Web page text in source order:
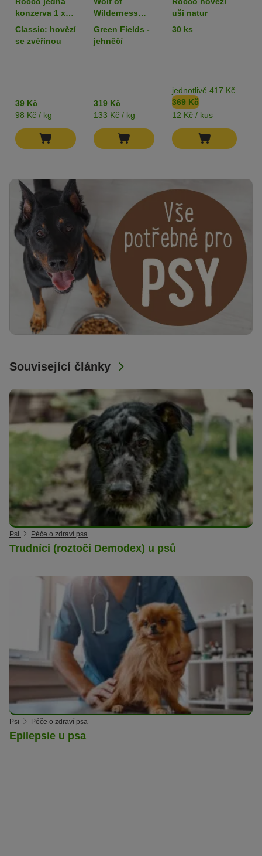
Související články
Psi Péče o zdraví psa
Trudníci (roztoči Demodex) u psů
Psi Péče o zdraví psa
Epilepsie u psa
konzerva 1 x
400 g
Classic: hovězí
se zvěřinou
39 Kč
98 Kč / kg
Wilderness
Adult 6 x 400 g
- single protein
Green Fields -
jehněčí
319 Kč
133 Kč / kg
uši natur
30 ks
jednotlivě 417 Kč
369 Kč
12 Kč / kus